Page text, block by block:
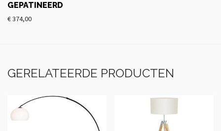
GEPATINEERD
€374,00
GERELATEERDE PRODUCTEN